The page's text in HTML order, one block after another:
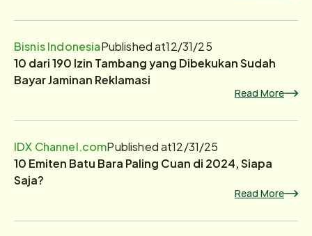
Bisnis IndonesiaPublished at12/31/25
10 dari 190 Izin Tambang yang Dibekukan Sudah
Bayar Jaminan Reklamasi
Read More
IDX Channel.comPublished at12/31/25
10 Emiten Batu Bara Paling Cuan di 2024, Siapa
Saja?
Read More